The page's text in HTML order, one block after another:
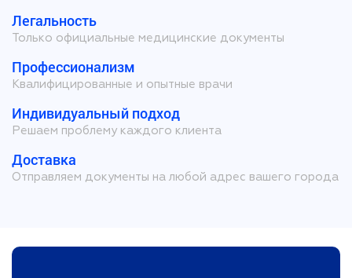
Легальность
Только официальные медицинские документы
Профессионализм
Квалифицированные и опытные врачи
Индивидуальный подход
Решаем проблему каждого клиента
Доставка
Отправляем документы на любой адрес вашего города